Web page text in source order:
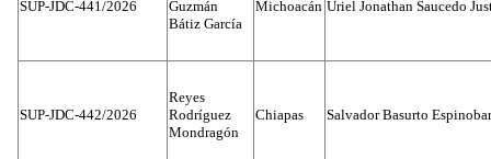
SUP-JDC-441/2026
Guzmán
Bátiz García
Michoacán Uriel Jonathan Saucedo
SUP-JDC-442/2026
Reyes
Rodríguez
Mondragón
Chiapas Salvador Basurto